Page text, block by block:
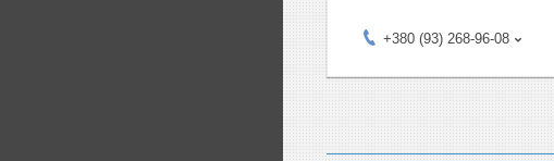
+380 (93) 268-96-08